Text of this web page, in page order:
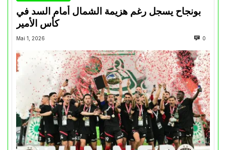
بونجاح يسجل رغم هزيمة الشمال أمام السد في
كأس الأمير
Mai 1, 2026 0